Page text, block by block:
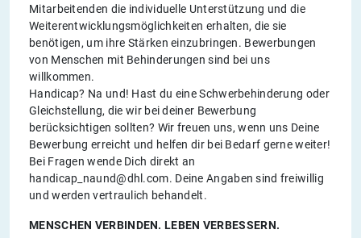
Mitarbeitenden die individuelle Unterstützung und die
Weiterentwicklungsmöglichkeiten erhalten, die sie
benötigen, um ihre Stärken einzubringen. Bewerbungen
von Menschen mit Behinderungen sind bei uns
willkommen.
Handicap? Na und! Hast du eine Schwerbehinderung oder
Gleichstellung, die wir bei deiner Bewerbung
berücksichtigen sollten? Wir freuen uns, wenn uns Deine
Bewerbung erreicht und helfen dir bei Bedarf gerne weiter!
Bei Fragen wende Dich direkt an
handicap_naund@dhl.com. Deine Angaben sind freiwillig
und werden vertraulich behandelt.
MENSCHEN VERBINDEN. LEBEN VERBESSERN.